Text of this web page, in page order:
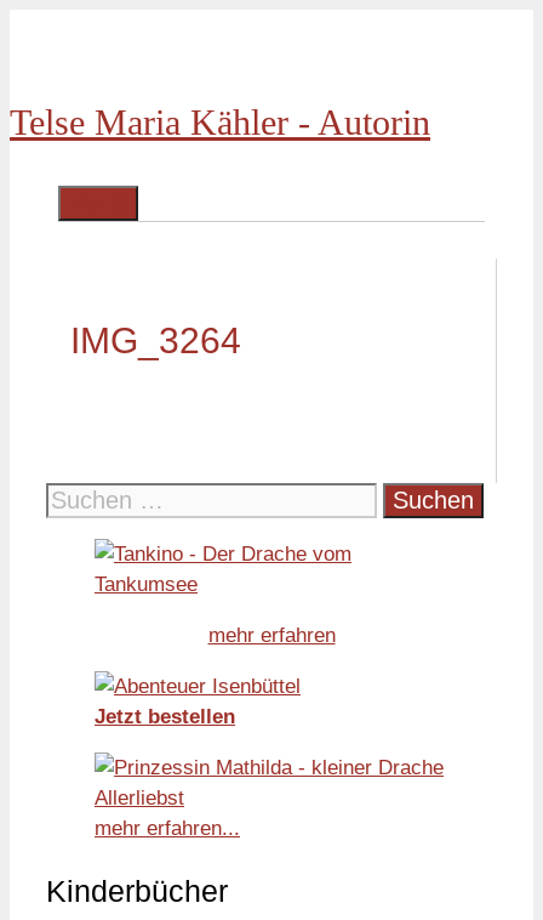
Telse Maria Kähler - Autorin
IMG_3264
Suche
mehr erfahren
Jetzt bestellen
mehr erfahren...
Kinderbücher